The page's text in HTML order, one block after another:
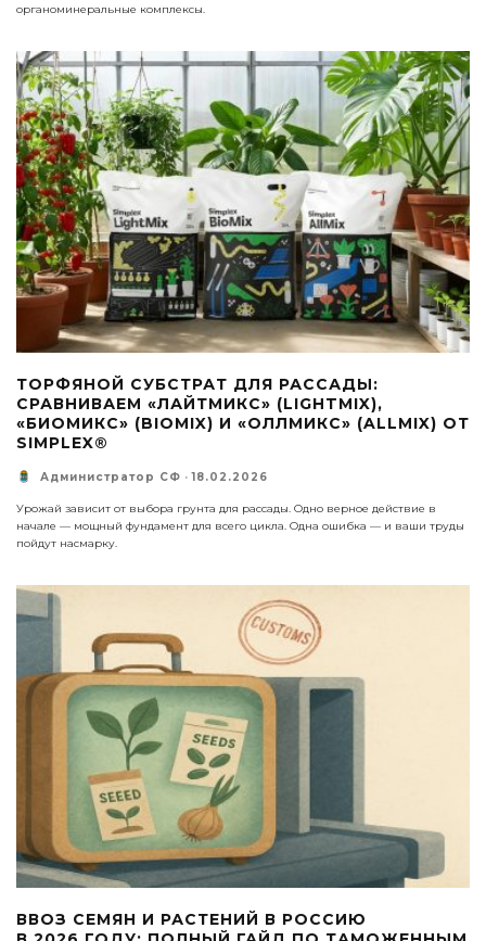
органоминеральные комплексы.
ТОРФЯНОЙ СУБСТРАТ ДЛЯ РАССАДЫ:
СРАВНИВАЕМ «ЛАЙТМИКС» (LIGHTMIX),
«БИОМИКС» (BIOMIX) И «ОЛЛМИКС» (ALLMIX) ОТ
SIMPLEX®
Администратор СФ · 18.02.2026
Урожай зависит от выбора грунта для рассады. Одно верное действие в
начале — мощный фундамент для всего цикла. Одна ошибка — и ваши труды
пойдут насмарку.
ВВОЗ СЕМЯН И РАСТЕНИЙ В РОССИЮ